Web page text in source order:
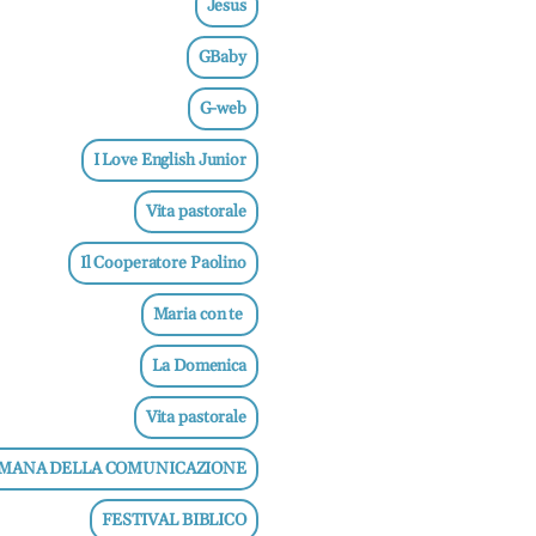
Jesus
GBaby
G-web
I Love English Junior
Vita pastorale
Il Cooperatore Paolino
Maria con te
La Domenica
Vita pastorale
DELLA COMUNICAZIONE
FESTIVAL BIBLICO